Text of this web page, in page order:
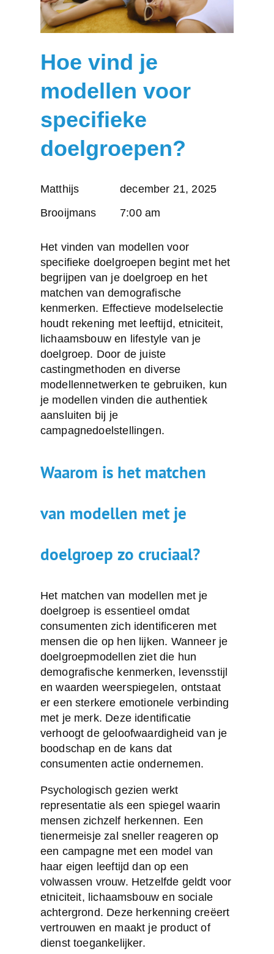
Hoe vind je
modellen voor
specifieke
doelgroepen?
Posted
by:
Matthijs
Brooijmans
december 21, 2025
7:00 am
Het vinden van modellen voor
specifieke doelgroepen begint met het
begrijpen van je doelgroep en het
matchen van demografische
kenmerken. Effectieve modelselectie
houdt rekening met leeftijd, etniciteit,
lichaamsbouw en lifestyle van je
doelgroep. Door de juiste
castingmethoden en diverse
modellennetwerken te gebruiken, kun
je modellen vinden die authentiek
aansluiten bij je
campagnedoelstellingen.
Waarom is het matchen
van modellen met je
doelgroep zo cruciaal?
Het matchen van modellen met je
doelgroep is essentieel omdat
consumenten zich identificeren met
mensen die op hen lijken. Wanneer je
doelgroepmodellen ziet die hun
demografische kenmerken, levensstijl
en waarden weerspiegelen, ontstaat
er een sterkere emotionele verbinding
met je merk. Deze identificatie
verhoogt de geloofwaardigheid van je
boodschap en de kans dat
consumenten actie ondernemen.
Psychologisch gezien werkt
representatie als een spiegel waarin
mensen zichzelf herkennen. Een
tienermeisje zal sneller reageren op
een campagne met een model van
haar eigen leeftijd dan op een
volwassen vrouw. Hetzelfde geldt voor
etniciteit, lichaamsbouw en sociale
achtergrond. Deze herkenning creëert
vertrouwen en maakt je product of
dienst toegankelijker.